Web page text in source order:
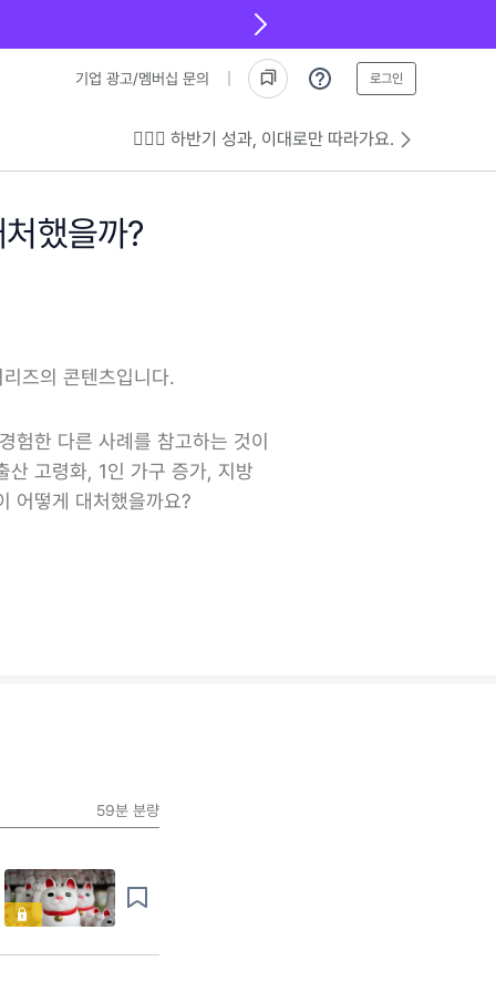
기업 광고/멤버십 문의 로그인
💁🏻‍♂️ 하반기 성과, 이대로만 따라가요.
했을까?
리즈의 콘텐츠입니다.
험한 다른 사례를 참고하는 것이
산 고령화, 1인 가구 증가, 지방
어떻게 대처했을까요?
59분 분량